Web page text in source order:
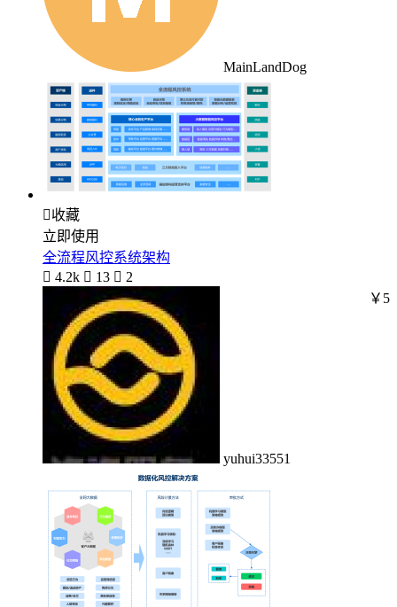
MainLandDog
收藏
立即使用
全流程风控系统架构
 4.2k  13  2
yuhui33551
￥5